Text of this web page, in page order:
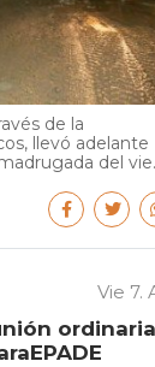
de la
llevó adelante
del
Vie 7.
ordinaria